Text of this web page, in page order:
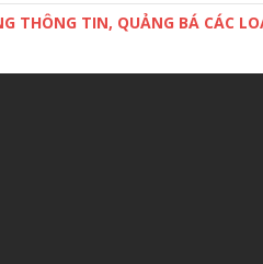
THÔNG TIN, QUẢNG BÁ CÁC